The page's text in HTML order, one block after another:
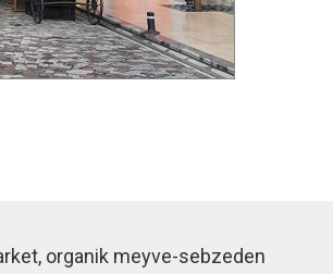
organik meyve-sebzeden